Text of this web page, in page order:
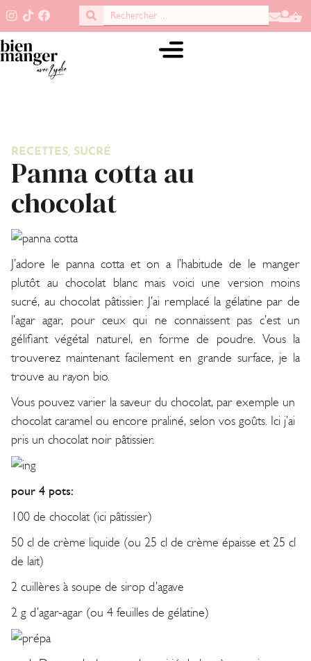
RECETTES, SUCRÉ
Panna cotta au
chocolat
J’adore le panna cotta et on a l’habitude de le manger
plutôt au chocolat blanc mais voici une version moins
sucré, au chocolat pâtissier. J’ai remplacé la gélatine par de
l’agar agar, pour ceux qui ne connaissent pas c’est un
gélifiant végétal naturel, en forme de poudre. Vous la
trouverez maintenant facilement en grande surface, je la
trouve au rayon bio.
Vous pouvez varier la saveur du chocolat, par exemple un
chocolat caramel ou encore praliné, selon vos goûts. Ici j’ai
pris un chocolat noir pâtissier.
pour 4 pots:
100 de chocolat (ici pâtissier)
50 cl de crème liquide (ou 25 cl de crème épaisse et 25 cl
de lait)
2 cuillères à soupe de sirop d’agave
2 g d’agar-agar (ou 4 feuilles de gélatine)